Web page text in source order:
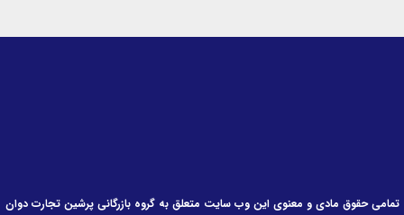
تمامی حقوق مادی و معنوی این وب سایت متعلق به گروه بازرگانی پرشین تجارت دوان